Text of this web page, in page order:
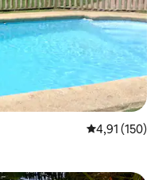
4,91 ud af 5 i
4,91 (150)